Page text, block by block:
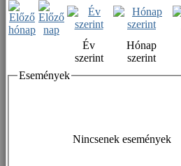
Év
szerint
Hónap
szerint
Események
Nincsenek események